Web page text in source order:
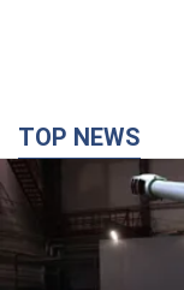
TOP NEWS